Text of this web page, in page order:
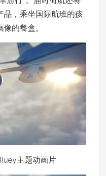
品，乘坐国际航班的孩
的餐盒。
主题动画片